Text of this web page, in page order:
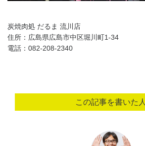
炭焼肉処 だるま 流川店
住所：広島県広島市中区堀川町1-34
電話：082-208-2340
この記事を書いた人